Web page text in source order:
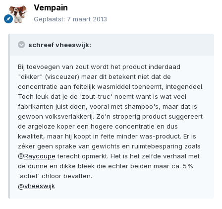
Vempain
Geplaatst: 7 maart 2013
schreef vheeswijk:
Bij toevoegen van zout wordt het product inderdaad
"dikker" (visceuzer) maar dit betekent niet dat de
concentratie aan feitelijk wasmiddel toeneemt, integendeel.
Toch leuk dat je de 'zout-truc' noemt want is wat veel
fabrikanten juist doen, vooral met shampoo's, maar dat is
gewoon volksverlakkerij. Zo'n stroperig product suggereert
de argeloze koper een hogere concentratie en dus
kwaliteit, maar hij koopt in feite minder was-product. Er is
zéker geen sprake van gewichts en ruimtebesparing zoals
@Raycoupe terecht opmerkt. Het is het zelfde verhaal met
de dunne en dikke bleek die echter beiden maar ca. 5%
'actief' chloor bevatten.
@vheeswijk